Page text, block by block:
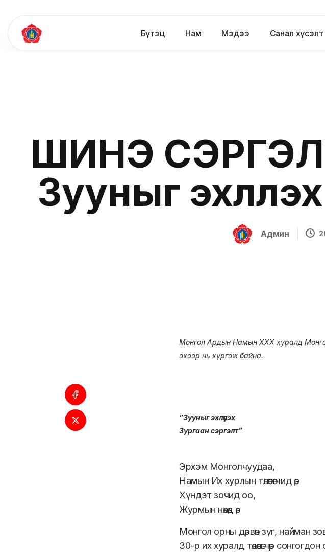
Бүтэц Нам Мэдээ Санал хүсэлт
ШИНЭ
Зууныг
Админ
Монгол Ардын Намын XXX хуралд
эхээр нь хүргэж байна.
”Зууныг эхлүүлэх
Зургаан сэргэлт”
Эрхэм Монголчуудаа,
Намын Их хурлын төлөөлөгчид өө,
Хүндэт зочид оо,
Журмын нөхөд өө,
Монгол орны дөрвөн зүг, найман
30-р их хуралд төлөөлөгчөөр